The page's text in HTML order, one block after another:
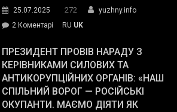
The
Street
Journal.
25.07.2025 272
yuzhny.info
2 Коментарі
Південному
працівникам
ОПЗ
з
матеріального
RU UK
ПРЕЗИДЕНТ ПРОВІВ НАРАДУ З
КЕРІВНИКАМИ СИЛОВИХ ТА
АНТИКОРУПЦІЙНИХ ОРГАНІВ: «НАШ
СПІЛЬНИЙ ВОРОГ — РОСІЙСЬКІ
ОКУПАНТИ. МАЄМО ДІЯТИ ЯК